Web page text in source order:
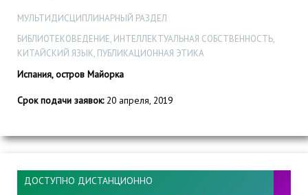
МУЛЬТИДИСЦИПЛИНАРНЫЙ РАЗДЕЛ
БИБЛИОТЕКОВЕДЕНИЕ, ИНТЕЛЛЕКТУАЛЬНАЯ СОБСТВЕННОСТЬ,
КИТАЙСКИЙ ЯЗЫК, ПУБЛИКАЦИОННАЯ ЭТИКА
Испания, остров Майорка
Срок подачи заявок:20 апреля, 2019
ДОСТУПНО ДИСТАНЦИОННО